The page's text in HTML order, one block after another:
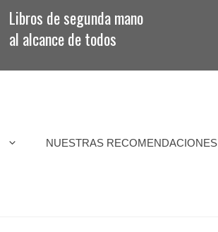
Libros de segunda mano
al alcance de todos
NUESTRAS RECOMENDACIONES